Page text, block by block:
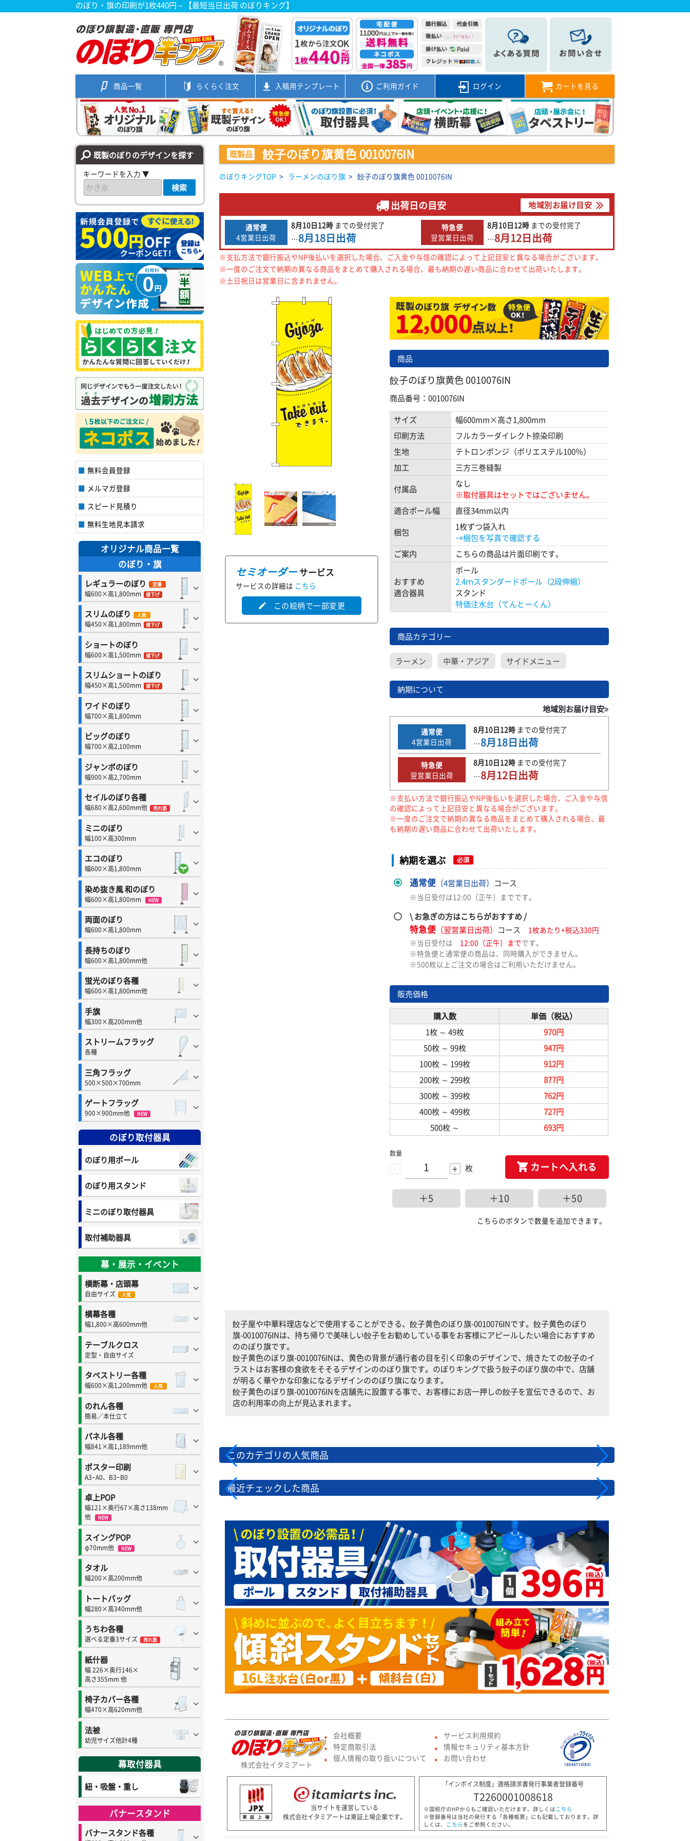
のぼり・旗の印刷が1枚440円～【最短当日出荷 のぼりキング】
商品一覧 らくらく注文 入稿用テンプレート ご利用ガイド ログイン カートを見る
既製のぼりのデザインを探す
キーワードを入力 ▼
検索
無料会員登録
メルマガ登録
スピード見積り
無料生地見本請求
オリジナル商品一覧
のぼり・旗
レギュラーのぼり 定番
幅600×高1,800mm 値下げ
スリムのぼり 人気
幅450×高1,800mm 値下げ
ショートのぼり
幅600×高1,500mm 値下げ
スリムショートのぼり
幅450×高1,500mm 値下げ
ワイドのぼり
幅700×高1,800mm
ビッグのぼり
幅700×高2,100mm
ジャンボのぼり
幅900×高2,700mm
セイルのぼり各種
幅680×高2,600mm他 売れ筋
ミニのぼり
幅100×高300mm
エコのぼり
幅600×高1,800mm
染め抜き風 和のぼり
幅600×高1,800mm NEW
両面のぼり
幅600×高1,800mm
長持ちのぼり
幅600×高1,800mm他
蛍光のぼり各種
幅600×高1,800mm他
手旗
幅300×高200mm他
ストリームフラッグ
各種
三角フラッグ
500×500×700mm
ゲートフラッグ
900×900mm他 NEW
のぼり取付器具
のぼり用ポール
のぼり用スタンド
ミニのぼり取付器具
取付補助器具
幕・展示・イベント
横断幕・店頭幕
自由サイズ 人気
横幕各種
幅1,800×高600mm他
テーブルクロス
定型・自由サイズ
タペストリー各種
幅600×高1,200mm他 人気
のれん各種
簡易／本仕立て
パネル各種
幅841×高1,189mm他
ポスター印刷
A3~A0、B3~B0
卓上POP
幅121×奥行67×高さ138mm
他
NEW
スイングPOP
φ70mm他 NEW
タオル
幅200×高200mm他
トートバッグ
幅280×高340mm他
うちわ各種
選べる定番3サイズ 売れ筋
紙什器
幅 226×奥行146×
高さ355mm 他
椅子カバー各種
幅470×高620mm他
法被
幼児サイズ他計4種
幕取付器具
紐・吸盤・重し
バナースタンド
バナースタンド各種
既製品 餃子のぼり旗黄色 0010076IN
のぼりキングTOP > ラーメンのぼり旗 > 餃子のぼり旗黄色 0010076IN
出荷日の目安 地域別お届け目安
通常便
4営業日出荷
8月10日12時 までの受付完了
…8月18日出荷
特急便
翌営業日出荷
8月10日12時 までの受付完了
…8月12日出荷
※支払方法で銀行振込やNP後払いを選択した場合、ご入金や与信の確認によって上記目安と異なる場合がございます。
※一度のご注文で納期の異なる商品をまとめて購入される場合、最も納期の遅い商品に合わせて出荷いたします。
※土日祝日は営業日に含まれません。
セミオーダーサービス
サービスの詳細は こちら
edit この絵柄で一部変更
商品
餃子のぼり旗黄色 0010076IN
商品番号：0010076IN
サイズ
幅600mm×高さ1,800mm
印刷方法
フルカラーダイレクト捺染印刷
生地
テトロンポンジ（ポリエステル100％）
加工
三方三巻縫製
付属品
なし
※取付器具はセットではございません。
適合ポール幅
直径34mm以内
梱包
1枚ずつ袋入れ
→梱包を写真で確認する
ご案内
こちらの商品は片面印刷です。
おすすめ
適合器具
ポール
2.4ｍスタンダードポール（2段伸縮）
スタンド
特価注水台（てんとーくん）
商品カテゴリー
ラーメン 中華・アジア サイドメニュー
納期について
地域別お届け目安
通常便
4営業日出荷
8月10日12時までの受付完了
…8月18日出荷
特急便
翌営業日出荷
8月10日12時までの受付完了
…8月12日出荷
※支払い方法で銀行振込やNP後払いを選択した場合、ご入金や与信
の確認によって上記目安と異なる場合がございます。
※一度のご注文で納期の異なる商品をまとめて購入される場合、最
も納期の遅い商品に合わせて出荷いたします。
納期を選ぶ 必須
通常便（4営業日出荷） コース
※当日受付は12:00（正午）までです。
\ お急ぎの方はこちらがおすすめ /
特急便（翌営業日出荷） コース
1枚あたり+税込330円
※当日受付は 12:00（正午）までです。
※特急便と通常便の商品は、同時購入ができません。
※500枚以上ご注文の場合はご利用いただけません。
販売価格
購入数
単価（税込）
1枚 ～ 49枚
970円
50枚 ～ 99枚
947円
100枚 ～ 199枚
912円
200枚 ～ 299枚
877円
300枚 ～ 399枚
762円
400枚 ～ 499枚
727円
500枚 ～ 693円
-
数量
+ 枚 カートへ入れる
＋5 ＋10 ＋50
こちらのボタンで数量を追加できます。
餃子屋や中華料理店などで使用することができる、餃子黄色のぼり旗-0010076INです。餃子黄色のぼり
旗-0010076INは、持ち帰りで美味しい餃子をお勧めしている事をお客様にアピールしたい場合におすすめ
ののぼり旗です。
餃子黄色のぼり旗-0010076INは、黄色の背景が通行者の目を引く印象のデザインで、焼きたての餃子のイ
ラストはお客様の食欲をそそるデザインののぼり旗です。のぼりキングで扱う餃子のぼり旗の中で、店舗
が明るく華やかな印象になるデザインののぼり旗になります。
餃子黄色のぼり旗-0010076INを店舗先に設置する事で、お客様にお店一押しの餃子を宣伝できるので、お
店の利用率の向上が見込まれます。
このカテゴリの人気商品
最近チェックした商品
株式会社イタミアート
● 会社概要
● 特定商取引法
● 個人情報の取り扱いについて
● サービス利用規約
● 情報セキュリティ基本方針
● お問い合わせ
当サイトを運営している
株式会社イタミアートは東証上場企業です。
「インボイス制度」適格請求書発行事業者登録番号
T2260001008618
※国税庁のHPからもご確認いただけます。詳しくは こちら
※登録番号は当社の発行する「各種帳票」にも記載しております。詳
しくは、
こちら をご参照ください。